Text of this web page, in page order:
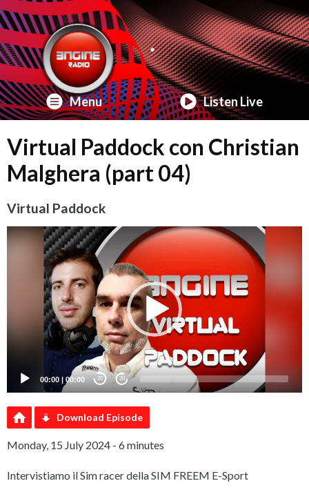
Menu Listen Live
Virtual Paddock con Christian
Malghera (part 04)
Virtual Paddock
Video
00:00 | 00:00 20 20
Download Episode
Monday, 15 July 2024 - 6 minutes
Intervistiamo il Sim racer della SIM FREEM E-Sport